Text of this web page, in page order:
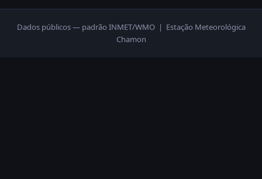
Dados públicos — padrão INMET/WMO | Estação Meteorológica
Chamon